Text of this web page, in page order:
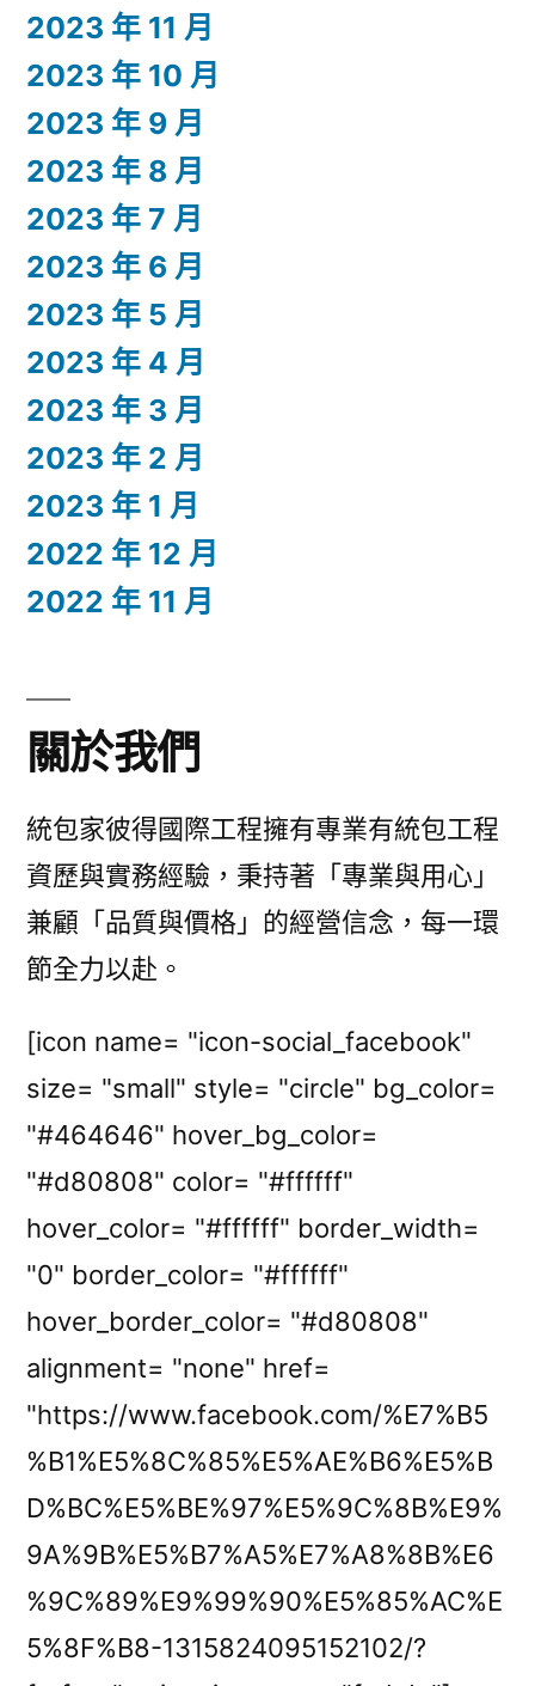
2023 年 11 月
2023 年 10 月
2023 年 9 月
2023 年 8 月
2023 年 7 月
2023 年 6 月
2023 年 5 月
2023 年 4 月
2023 年 3 月
2023 年 2 月
2023 年 1 月
2022 年 12 月
2022 年 11 月
關於我們
統包家彼得國際工程擁有專業有統包工程
資歷與實務經驗，秉持著「專業與用心」
兼顧「品質與價格」的經營信念，每一環
節全力以赴。
[icon name= "icon-social_facebook"
size= "small" style= "circle" bg_color=
"#464646" hover_bg_color=
"#d80808" color= "#ffffff"
hover_color= "#ffffff" border_width=
"0" border_color= "#ffffff"
hover_border_color= "#d80808"
alignment= "none" href=
"https://www.facebook.com/%E7%B5
%B1%E5%8C%85%E5%AE%B6%E5%B
D%BC%E5%BE%97%E5%9C%8B%E9%
9A%9B%E5%B7%A5%E7%A8%8B%E6
%9C%89%E9%99%90%E5%85%AC%E
5%8F%B8-1315824095152102/?